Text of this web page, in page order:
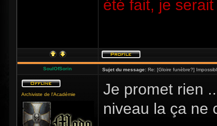
été fait, je
SoulOfSorin Sujet du message: Re: [Gloire funèbre?]
Archiviste de l'Académie
Je promet rien
niveau la ça ne